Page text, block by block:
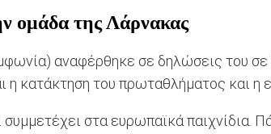
ομάδα της Λάρνακας
αναφέρθηκε σε δηλώσεις του
η κατάκτηση του πρωταθλήματος και
στα ευρωπαϊκά παιχνίδια.